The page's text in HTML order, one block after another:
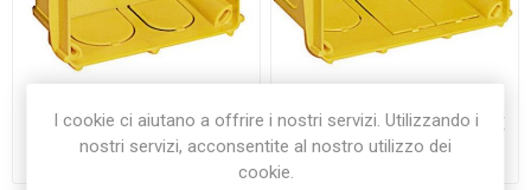
87X87X44 DI DERIVAZIONE
PER PARETI IN MURATURA
€1,10
113X91X69 DI DERIVAZIONE
PER PARETI IN MURATURA
€1,75
I cookie ci aiutano a offrire i nostri servizi. Utilizzando i
nostri servizi, acconsentite al nostro utilizzo dei
cookie.